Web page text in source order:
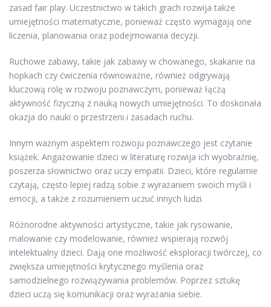
zasad fair play. Uczestnictwo w takich grach rozwija także
umiejętności matematyczne, ponieważ często wymagają one
liczenia, planowania oraz podejmowania decyzji.
Ruchowe zabawy, takie jak zabawy w chowanego, skakanie na
hopkach czy ćwiczenia równoważne, również odgrywają
kluczową rolę w rozwoju poznawczym, ponieważ łączą
aktywność fizyczną z nauką nowych umiejętności. To doskonała
okazja do nauki o przestrzeni i zasadach ruchu.
Innym ważnym aspektem rozwoju poznawczego jest czytanie
książek. Angażowanie dzieci w literaturę rozwija ich wyobraźnię,
poszerza słownictwo oraz uczy empatii. Dzieci, które regularnie
czytają, często lepiej radzą sobie z wyrażaniem swoich myśli i
emocji, a także z rozumieniem uczuć innych ludzi.
Różnorodne aktywności artystyczne, takie jak rysowanie,
malowanie czy modelowanie, również wspierają rozwój
intelektualny dzieci. Dają one możliwość eksploracji twórczej, co
zwiększa umiejętności krytycznego myślenia oraz
samodzielnego rozwiązywania problemów. Poprzez sztukę
dzieci uczą się komunikacji oraz wyrażania siebie.